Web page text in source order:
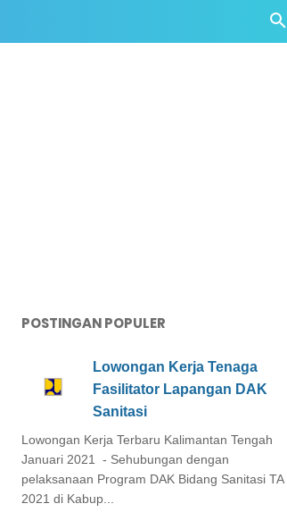
POSTINGAN POPULER
Lowongan Kerja Tenaga
Fasilitator Lapangan DAK
Sanitasi
Lowongan Kerja Terbaru Kalimantan Tengah
Januari 2021 - Sehubungan dengan
pelaksanaan Program DAK Bidang Sanitasi TA
2021 di Kabup...